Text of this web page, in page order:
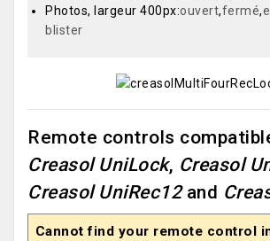
Photos, largeur 400px:ouvert,fermé,
blister
Remote controls
Creasol UniLock, Creasol
Creasol UniRec12and
Cannot find your remote control